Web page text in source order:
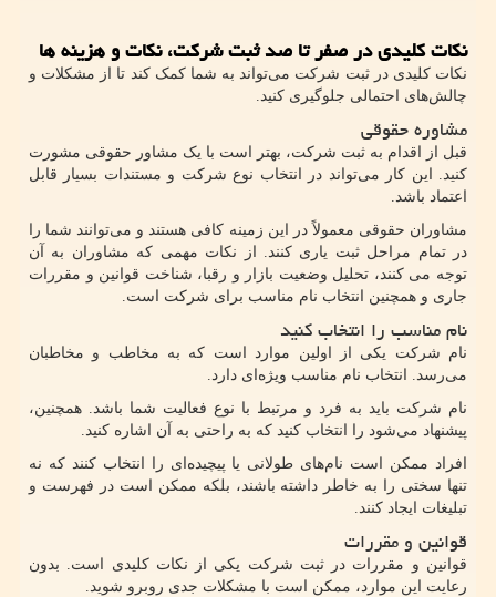
نکات کلیدی در صفر تا صد ثبت شرکت، نکات و هزینه ها
نکات کلیدی در ثبت شرکت می‌تواند به شما کمک کند تا از مشکلات و
چالش‌های احتمالی جلوگیری کنید.
مشاوره حقوقی
قبل از اقدام به ثبت شرکت، بهتر است با یک مشاور حقوقی مشورت
کنید. این کار می‌تواند در انتخاب نوع شرکت و مستندات بسیار قابل
اعتماد باشد.
مشاوران حقوقی معمولاً در این زمینه کافی هستند و می‌توانند شما را
در تمام مراحل ثبت یاری کنند. از نکات مهمی که مشاوران به آن
توجه می کنند، تحلیل وضعیت بازار و رقبا، شناخت قوانین و مقررات
جاری و همچنین انتخاب نام مناسب برای شرکت است.
نام مناسب را انتخاب کنید
نام شرکت یکی از اولین موارد است که به مخاطب و مخاطبان
می‌رسد. انتخاب نام مناسب ویژه‌ای دارد.
نام شرکت باید به فرد و مرتبط با نوع فعالیت شما باشد. همچنین،
پیشنهاد می‌شود را انتخاب کنید که به راحتی به آن اشاره کنید.
افراد ممکن است نام‌های طولانی یا پیچیده‌ای را انتخاب کنند که نه
تنها سختی را به خاطر داشته باشند، بلکه ممکن است در فهرست و
تبلیغات ایجاد کنند.
قوانین و مقررات
قوانین و مقررات در ثبت شرکت یکی از نکات کلیدی است. بدون
رعایت این موارد، ممکن است با مشکلات جدی روبرو شوید.